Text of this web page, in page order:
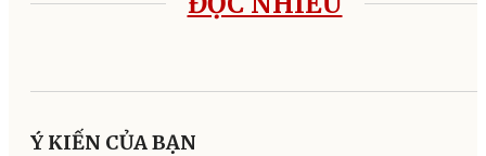
Ý KIẾN CỦA BẠN